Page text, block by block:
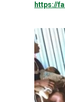
https://